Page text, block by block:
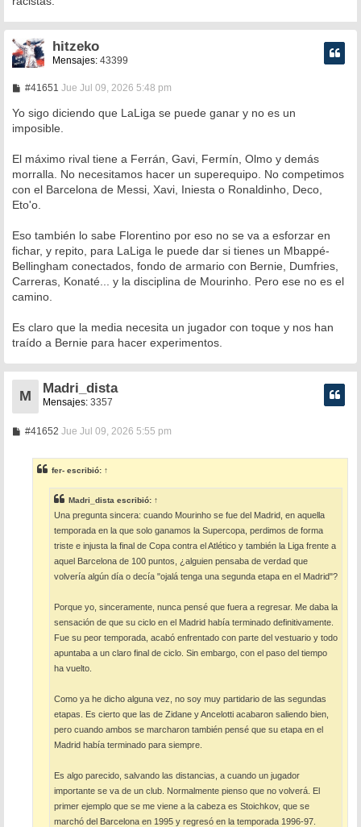
hitzeko
Mensajes: 43399
#41651 M
n
s
a
Jue Jul 09, 2026 5:48 pm
Yo sigo diciendo que LaLiga se puede ganar y no es un
imposible.
El máximo rival tiene a Ferrán, Gavi, Fermín, Olmo y demás
morralla. No necesitamos hacer un superequipo. No competimos
con el Barcelona de Messi, Xavi, Iniesta o Ronaldinho, Deco,
Eto'o.
Eso también lo sabe Florentino por eso no se va a esforzar en
fichar, y repito, para LaLiga le puede dar si tienes un Mbappé-
Bellingham conectados, fondo de armario con Bernie, Dumfries,
Carreras, Konaté... y la disciplina de Mourinho. Pero ese no es el
camino.
Es claro que la media necesita un jugador con toque y nos han
traído a Bernie para hacer experimentos.
M
Madri_dista
Mensajes: 3357
#41652M
a
j
e
Jue Jul 09, 2026 5:55 pm
fer- escribió: ↑
Madri_dista escribió: ↑
Una pregunta sincera: cuando Mourinho se fue del Madrid, en aquella
temporada en la que solo ganamos la Supercopa, perdimos de forma
triste e injusta la final de Copa contra el Atlético y también la Liga frente a
aquel Barcelona de 100 puntos, ¿alguien pensaba de verdad que
volvería algún día o decía "ojalá tenga una segunda etapa en el Madrid"?
Porque yo, sinceramente, nunca pensé que fuera a regresar. Me daba la
sensación de que su ciclo en el Madrid había terminado definitivamente.
Fue su peor temporada, acabó enfrentado con parte del vestuario y todo
apuntaba a un claro final de ciclo. Sin embargo, con el paso del tiempo
ha vuelto.
Como ya he dicho alguna vez, no soy muy partidario de las segundas
etapas. Es cierto que las de Zidane y Ancelotti acabaron saliendo bien,
pero cuando ambos se marcharon también pensé que su etapa en el
Madrid había terminado para siempre.
Es algo parecido, salvando las distancias, a cuando un jugador
importante se va de un club. Normalmente pienso que no volverá. El
primer ejemplo que se me viene a la cabeza es Stoichkov, que se
marchó del Barcelona en 1995 y regresó en la temporada 1996-97.